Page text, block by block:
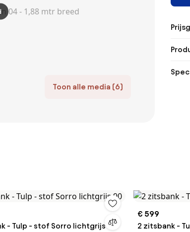
Toon alle media (6)
- Tulp - stof Sorro lichtgrijs 90
€ 599
2 zitsbank -